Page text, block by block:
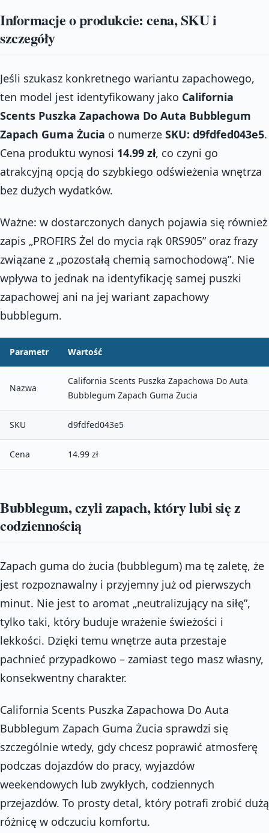
Informacje o produkcie: cena, SKU i
szczegóły
Jeśli szukasz konkretnego wariantu zapachowego,
ten model jest identyfikowany jako California
Scents Puszka Zapachowa Do Auta Bubblegum
Zapach Guma Żucia o numerze SKU: d9fdfed043e5.
Cena produktu wynosi 14.99 zł, co czyni go
atrakcyjną opcją do szybkiego odświeżenia wnętrza
bez dużych wydatków.
Ważne: w dostarczonych danych pojawia się również
zapis „PROFIRS Żel do mycia rąk 0RS905” oraz frazy
związane z „pozostałą chemią samochodową”. Nie
wpływa to jednak na identyfikację samej puszki
zapachowej ani na jej wariant zapachowy
bubblegum.
Parametr Wartość
Nazwa
California Scents Puszka Zapachowa Do Auta
Bubblegum Zapach Guma Żucia
SKU d9fdfed043e5
Cena 14.99 zł
Bubblegum, czyli zapach, który lubi się z
codziennością
Zapach guma do żucia (bubblegum) ma tę zaletę, że
jest rozpoznawalny i przyjemny już od pierwszych
minut. Nie jest to aromat „neutralizujący na siłę”,
tylko taki, który buduje wrażenie świeżości i
lekkości. Dzięki temu wnętrze auta przestaje
pachnieć przypadkowo – zamiast tego masz własny,
konsekwentny charakter.
California Scents Puszka Zapachowa Do Auta
Bubblegum Zapach Guma Żucia sprawdzi się
szczególnie wtedy, gdy chcesz poprawić atmosferę
podczas dojazdów do pracy, wyjazdów
weekendowych lub zwykłych, codziennych
przejazdów. To prosty detal, który potrafi zrobić dużą
różnicę w odczuciu komfortu.